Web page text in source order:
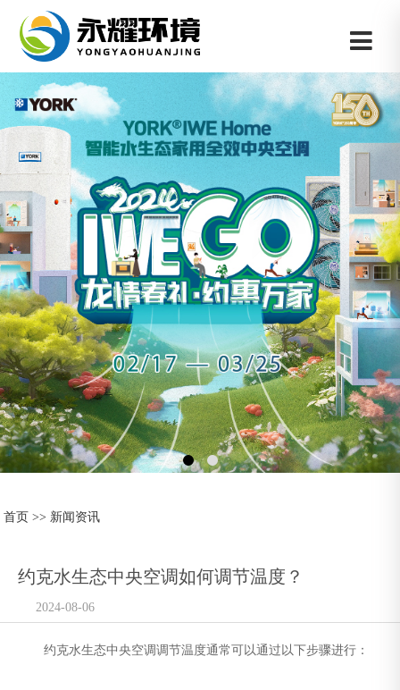
首页 >> 新闻资讯
约克水生态中央空调如何调节温度？
2024-08-06
约克水生态中央空调调节温度通常可以通过以下步骤进行：